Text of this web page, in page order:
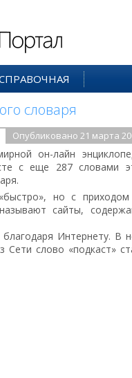
словаря
Опубликовано 21 марта
он-лайн
с еще 287 словами
но с
сайты,
Интернету. В
слово «подкаст»